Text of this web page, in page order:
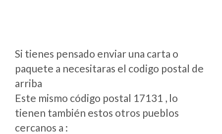
Si tienes pensado enviar una carta o
paquete a necesitaras el codigo postal de
arriba
Este mismo código postal 17131 , lo
tienen también estos otros pueblos
cercanos a :